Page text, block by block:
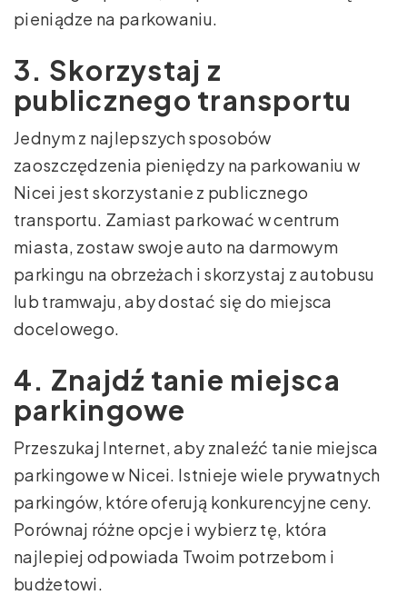
pieniądze na parkowaniu.
3. Skorzystaj z
publicznego transportu
Jednym z najlepszych sposobów
zaoszczędzenia pieniędzy na parkowaniu w
Nicei jest skorzystanie z publicznego
transportu. Zamiast parkować w centrum
miasta, zostaw swoje auto na darmowym
parkingu na obrzeżach i skorzystaj z autobusu
lub tramwaju, aby dostać się do miejsca
docelowego.
4. Znajdź tanie miejsca
parkingowe
Przeszukaj Internet, aby znaleźć tanie miejsca
parkingowe w Nicei. Istnieje wiele prywatnych
parkingów, które oferują konkurencyjne ceny.
Porównaj różne opcje i wybierz tę, która
najlepiej odpowiada Twoim potrzebom i
budżetowi.